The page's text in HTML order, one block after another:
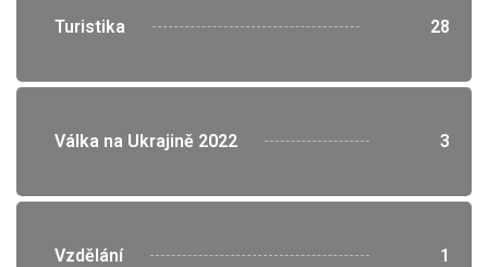
Turistika 28
Válka na Ukrajině 2022 3
Vzdělání 1